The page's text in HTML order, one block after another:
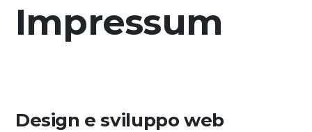
Programma culturale
Impressum
Design e sviluppo web